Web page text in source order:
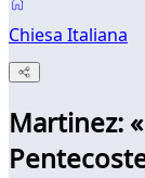
Chiesa Italiana
Martinez: